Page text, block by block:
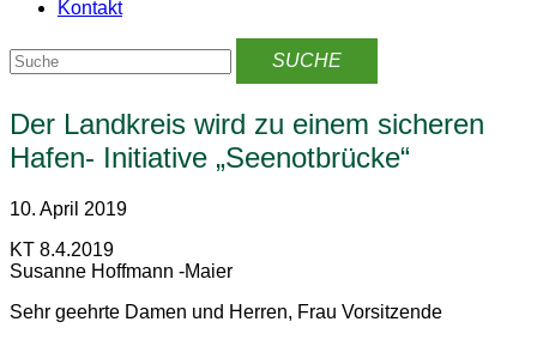
Kontakt
Der Landkreis wird zu einem sicheren
Hafen- Initiative „Seenotbrücke“
10. April 2019
KT 8.4.2019
Susanne Hoffmann -Maier
Sehr geehrte Damen und Herren, Frau Vorsitzende